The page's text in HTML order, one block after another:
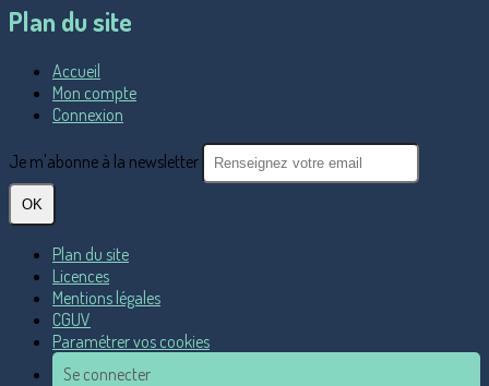
Plan du site
Accueil
Mon compte
Connexion
Je m'abonne à la newsletter
OK
Plan du site
Licences
Mentions légales
CGUV
Paramétrer vos cookies
Se connecter